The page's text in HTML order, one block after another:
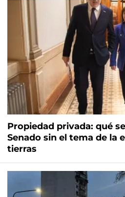
Propiedad privada: qué
Senado sin el tema de la
tierras